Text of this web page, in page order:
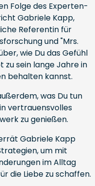
Folge des Experten-
Gabriele Kapp,
Referentin für
und "Mrs.
wie Du das Gefühl
zu sein lange Jahre in
behalten kannst.
was Du tun
vertrauensvolles
zu genießen.
Gabriele Kapp
um mit
im Alltag
die Liebe zu schaffen.